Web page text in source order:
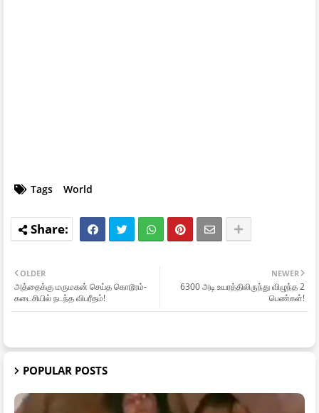
Tags World
NEWER
6300 அடி உயரத்திலிருந்து விழுந்த 2
பெண்கள்!
OLDER
அத்தைக்கு மருமகன் செய்த கொடூரம்-
கடைசியில் நடந்த விபரீதம்!
POPULAR POSTS